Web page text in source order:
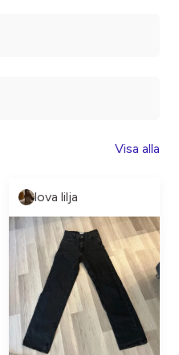
Visa alla
lova lilja